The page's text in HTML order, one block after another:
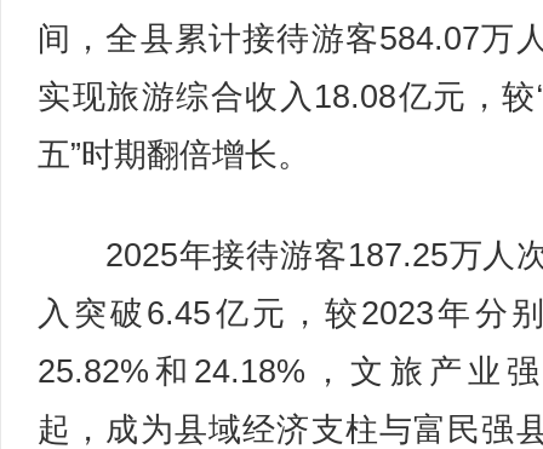
间，全县累计接待游客584.07万
实现旅游综合收入18.08亿元，较
五”时期翻倍增长。
2025年接待游客187.25万人
入突破6.45亿元，较2023年分
25.82%和24.18%，文旅产业
起，成为县域经济支柱与富民强